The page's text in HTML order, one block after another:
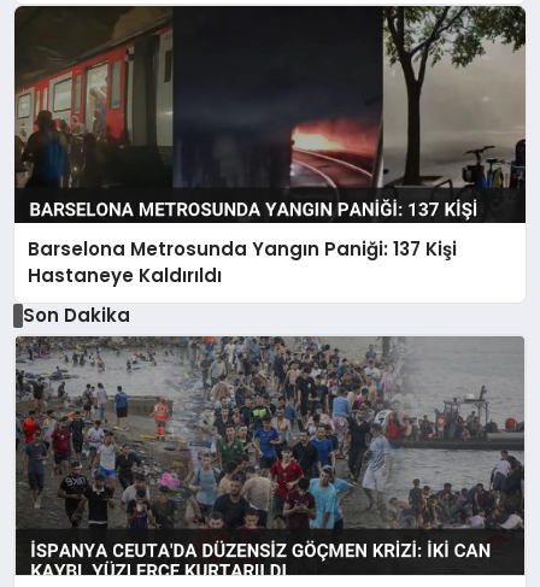
Barselona Metrosunda Yangın Paniği: 137 Kişi
Hastaneye Kaldırıldı
Son Dakika